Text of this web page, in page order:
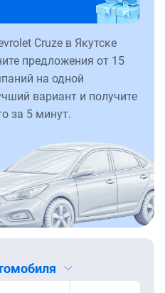
Cruze в Якутске
предложения от 15
на одной
вариант и получите
за 5 минут.